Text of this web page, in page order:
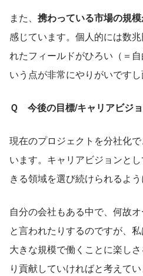
また、 携わっている市場の規
感じています。個人的には数
れたフィールドがひろい（＝
いう点が非常にやりがいですし
Ｑ　今後の目標/キャリアビジ
現在のプロジェクトを分社化
います。キャリアビジョンと
きる領域を選び続けられるよう
自分の会社もある中で、何故
と言われたりするのですが、
大きな規模で働くことに楽し
り貢献していければと考えてい